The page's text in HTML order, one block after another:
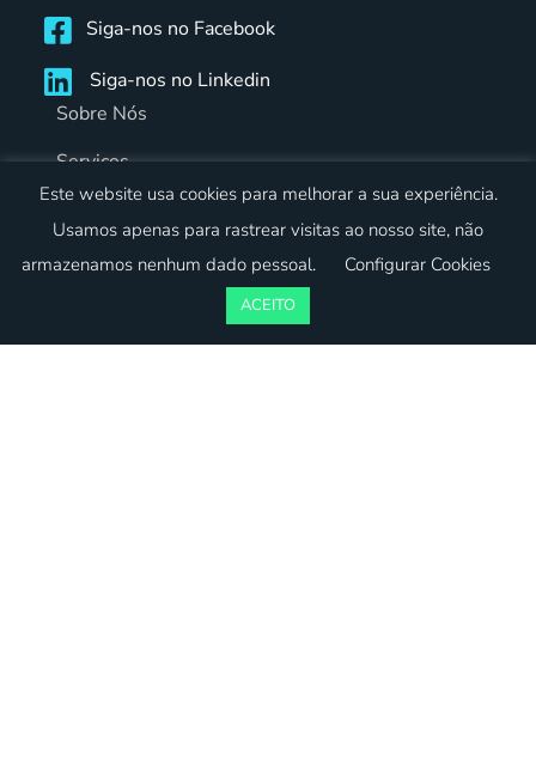
Siga-nos no Facebook
Siga-nos no Linkedin
Sobre Nós
Serviços
Contactos
Política de Privacidade
Livro de Reclamações
Este website usa cookies para melhorar a sua experiência.
Usamos apenas para rastrear visitas ao nosso site, não
armazenamos nenhum dado pessoal.
Configurar Cookies
ACEITO